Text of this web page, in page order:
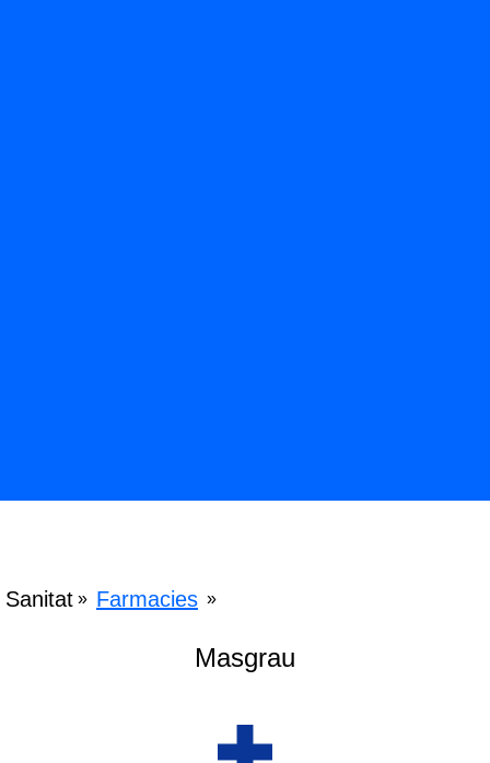
Sanitat » Farmacies »
Masgrau